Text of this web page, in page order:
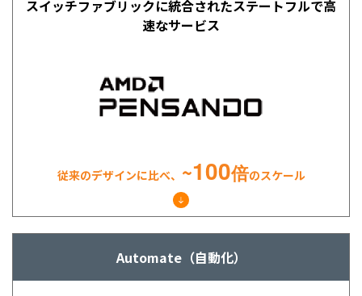
スイッチファブリックに統合されたステートフルで高
速なサービス
従来のデザインに比べ、 ~100倍のスケール
Automate（自動化）